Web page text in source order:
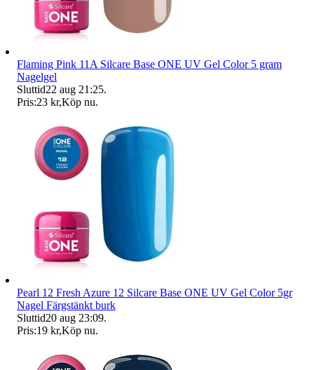
Flaming Pink 11A Silcare Base ONE UV Gel Color 5 gram
Nagelgel
Sluttid22 aug 21:25.
Pris:23 kr,Köp nu.
Pearl 12 Fresh Azure 12 Silcare Base ONE UV Gel Color 5gr
Nagel Färgstänkt burk
Sluttid20 aug 23:09.
Pris:19 kr,Köp nu.